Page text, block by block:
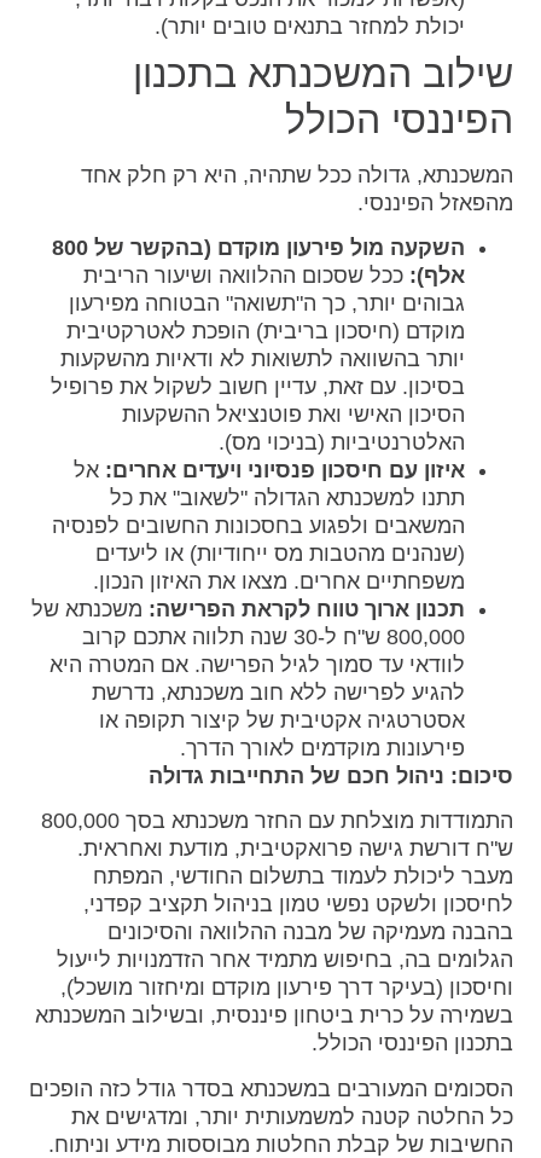
יכולת למחזר בתנאים טובים יותר).
שילוב המשכנתא בתכנון
הפיננסי הכולל
המשכנתא, גדולה ככל שתהיה, היא רק חלק אחד
מהפאזל הפיננסי.
השקעה מול פירעון מוקדם (בהקשר של 800
אלף): ככל שסכום ההלוואה ושיעור הריבית
גבוהים יותר, כך ה"תשואה" הבטוחה מפירעון
מוקדם (חיסכון בריבית) הופכת לאטרקטיבית
יותר בהשוואה לתשואות לא ודאיות מהשקעות
בסיכון. עם זאת, עדיין חשוב לשקול את פרופיל
הסיכון האישי ואת פוטנציאל ההשקעות
האלטרנטיביות (בניכוי מס).
איזון עם חיסכון פנסיוני ויעדים אחרים: אל
תתנו למשכנתא הגדולה "לשאוב" את כל
המשאבים ולפגוע בחסכונות החשובים לפנסיה
(שנהנים מהטבות מס ייחודיות) או ליעדים
משפחתיים אחרים. מצאו את האיזון הנכון.
תכנון ארוך טווח לקראת הפרישה: משכנתא של
800,000 ש"ח ל-30 שנה תלווה אתכם קרוב
לוודאי עד סמוך לגיל הפרישה. אם המטרה היא
להגיע לפרישה ללא חוב משכנתא, נדרשת
אסטרטגיה אקטיבית של קיצור תקופה או
פירעונות מוקדמים לאורך הדרך.
סיכום: ניהול חכם של התחייבות גדולה
התמודדות מוצלחת עם החזר משכנתא בסך 800,000
ש"ח דורשת גישה פרואקטיבית, מודעת ואחראית.
מעבר ליכולת לעמוד בתשלום החודשי, המפתח
לחיסכון ולשקט נפשי טמון בניהול תקציב קפדני,
בהבנה מעמיקה של מבנה ההלוואה והסיכונים
הגלומים בה, בחיפוש מתמיד אחר הזדמנויות לייעול
וחיסכון (בעיקר דרך פירעון מוקדם ומיחזור מושכל),
בשמירה על כרית ביטחון פיננסית, ובשילוב המשכנתא
בתכנון הפיננסי הכולל.
הסכומים המעורבים במשכנתא בסדר גודל כזה הופכים
כל החלטה קטנה למשמעותית יותר, ומדגישים את
החשיבות של קבלת החלטות מבוססות מידע וניתוח.